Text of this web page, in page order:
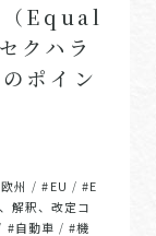
（Equal
クハラ
ポイン
州 /#EU / #E
解釈、改定コ
#自動車 /#機